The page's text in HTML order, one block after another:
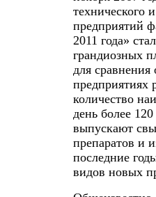
технического
предприятий
2011 года»
грандиозных
для
предприятиях
количество
день более
выпускают
препаратов и
последние
видов новых